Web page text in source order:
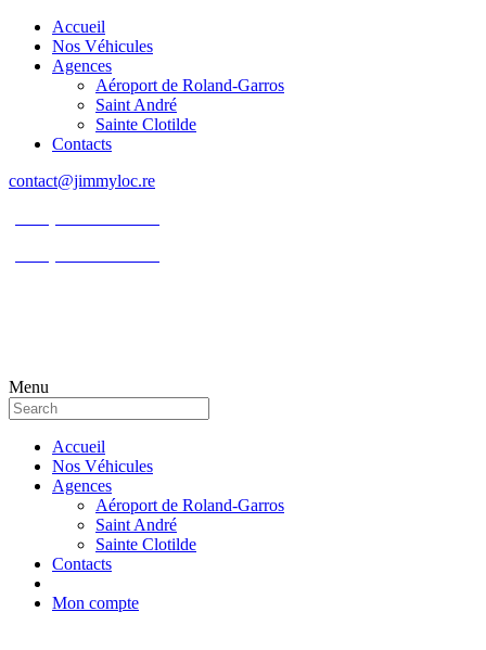
Accueil
Nos Véhicules
Agences
Aéroport de Roland-Garros
Saint André
Sainte Clotilde
Contacts
contact@jimmyloc.re
Menu
Accueil
Nos Véhicules
Agences
Aéroport de Roland-Garros
Saint André
Sainte Clotilde
Contacts
Mon compte